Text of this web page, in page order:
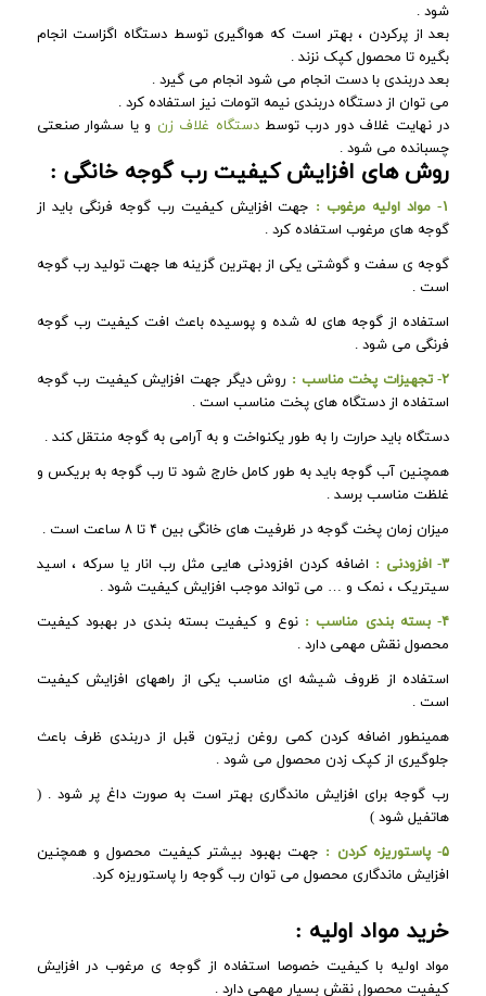
شود .
بعد از پرکردن ، بهتر است که هواگیری توسط دستگاه اگزاست انجام
بگیره تا محصول کپک نزند .
بعد دربندی با دست انجام می شود انجام می گیرد .
می توان از دستگاه دربندی نیمه اتومات نیز استفاده کرد .
در نهایت غلاف دور درب توسطدستگاه غلاف زن و یا سشوار صنعتی
چسبانده می شود .
روش های افزایش کیفیت رب گوجه خانگی :
۱- مواد اولیه مرغوب :
جهت افزایش کیفیت رب گوجه فرنگی باید از
گوجه های مرغوب استفاده کرد .
گوجه ی سفت و گوشتی یکی از بهترین گزینه ها جهت تولید رب گوجه
است .
استفاده از گوجه های له شده و پوسیده باعث افت کیفیت رب گوجه
فرنگی می شود .
۲- تجهیزات پخت مناسب :
روش دیگر جهت افزایش کیفیت رب گوجه
استفاده از دستگاه های پخت مناسب است .
دستگاه باید حرارت را به طور یکنواخت و به آرامی به گوجه منتقل کند .
همچنین آب گوجه باید به طور کامل خارج شود تا رب گوجه به بریکس و
غلظت مناسب برسد .
میزان زمان پخت گوجه در ظرفیت های خانگی بین ۴ تا ۸ ساعت است .
۳- افزودنی :
اضافه کردن افزودنی هایی مثل رب انار یا سرکه ، اسید
سیتریک ، نمک و … می تواند موجب افزایش کیفیت شود .
۴- بسته بندی مناسب :
نوع و کیفیت بسته بندی در بهبود کیفیت
محصول نقش مهمی دارد .
استفاده از ظروف شیشه ای مناسب یکی از راههای افزایش کیفیت
است .
همینطور اضافه کردن کمی روغن زیتون قبل از دربندی ظرف باعث
جلوگیری از کپک زدن محصول می شود .
رب گوجه برای افزایش ماندگاری بهتر است به صورت داغ پر شود . (
هاتفیل شود )
۵- پاستوریزه کردن :
جهت بهبود بیشتر کیفیت محصول و همچنین
افزایش ماندگاری محصول می توان رب گوجه را پاستوریزه کرد.
خرید مواد اولیه :
مواد اولیه با کیفیت خصوصا استفاده از گوجه ی مرغوب در افزایش
کیفیت محصول نقش بسیار مهمی دارد .